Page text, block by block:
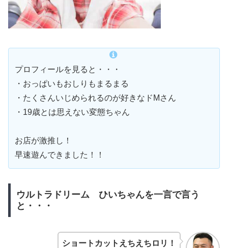
プロフィールを見ると・・・
・おっぱいもおしりもまるまる
・たくさんいじめられるのが好きなドMさん
・19歳とは思えない変態ちゃん
お店が激推し！
早速遊んできました！！
ウルトラドリーム ひいちゃんを一言で言う
と・・・
ショートカットえちえちロリ！